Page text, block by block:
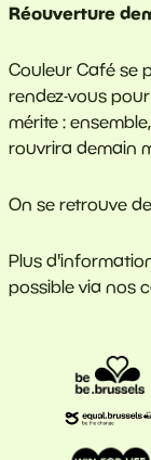
Réouverture
Couleur Café se
rendez-vous
mérite :
rouvrira demain
On se retrouve
Plus
possible via nos